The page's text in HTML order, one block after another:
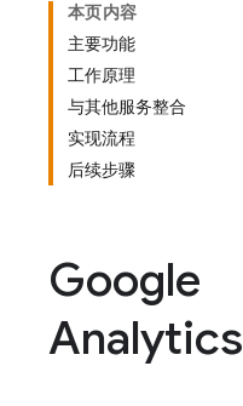
本页内容
主要功能
工作原理
与其他服务整合
实现流程
后续步骤
Google
Analytics